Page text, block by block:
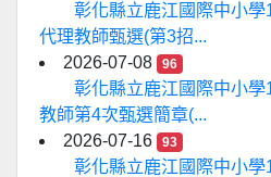
彰化縣立鹿江國際中小
代理教師甄選(第3招...
2026-07-08
96
彰化縣立鹿江國際中小
教師第4次甄選簡章(...
2026-07-16
93
彰化縣立鹿江國際中小